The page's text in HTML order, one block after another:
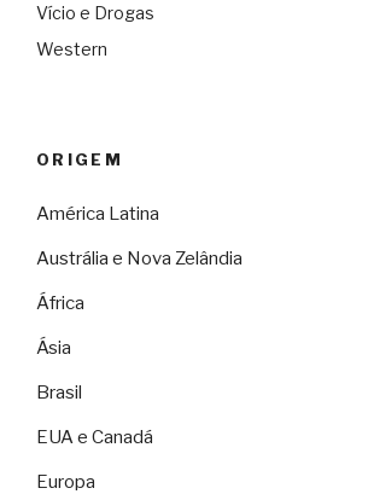
Vício e Drogas
Western
ORIGEM
América Latina
Austrália e Nova Zelândia
África
Ásia
Brasil
EUA e Canadá
Europa